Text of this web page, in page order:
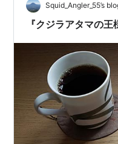
Squid_Angler_55’s
『クジラアタマの王